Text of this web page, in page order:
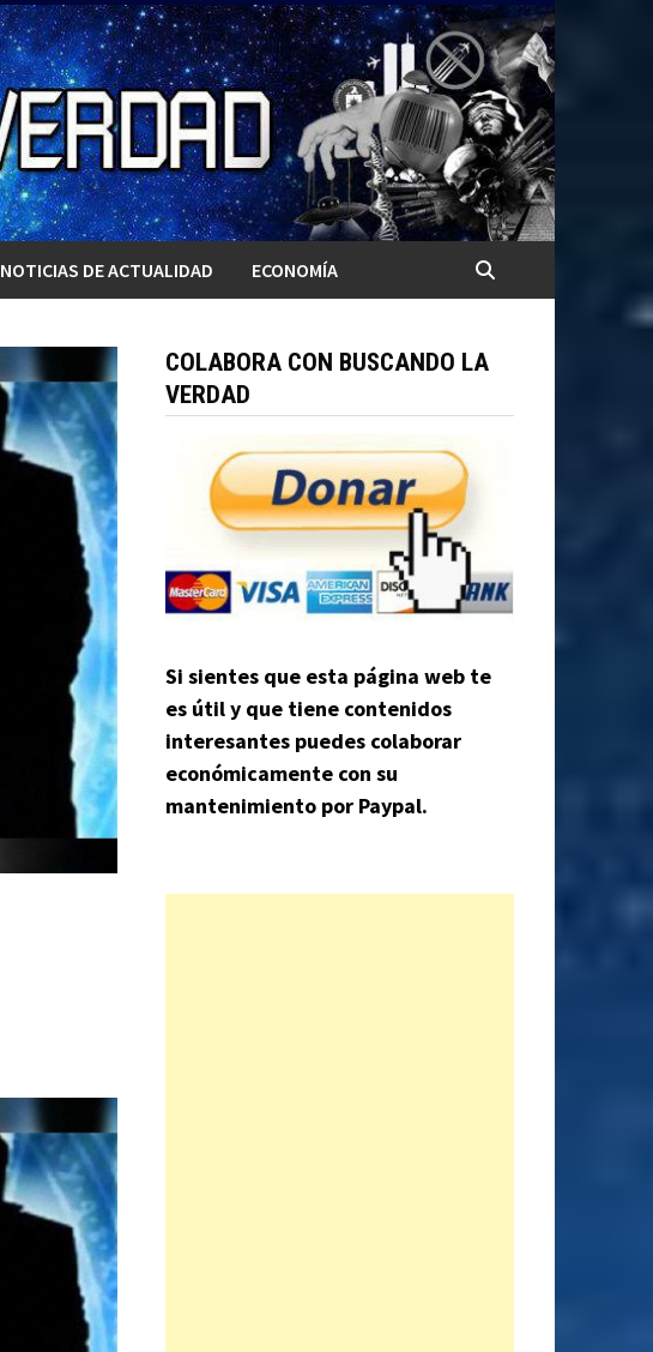
NOTICIAS DE ACTUALIDAD ECONOMÍA
COLABORA CON BUSCANDO LA
VERDAD
Si sientes que esta página web te
es útil y que tiene contenidos
interesantes puedes colaborar
económicamente con su
mantenimiento por Paypal.